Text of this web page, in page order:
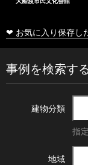
❤ お気に入り保存し
事例を検索す
建物分類
指
地域